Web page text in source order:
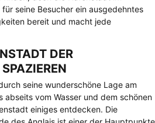
seine Besucher ein ausgedehntes
bereit und macht jede
DER
seine wunderschöne Lage am
abseits vom Wasser und dem schönen
einiges entdecken. Die